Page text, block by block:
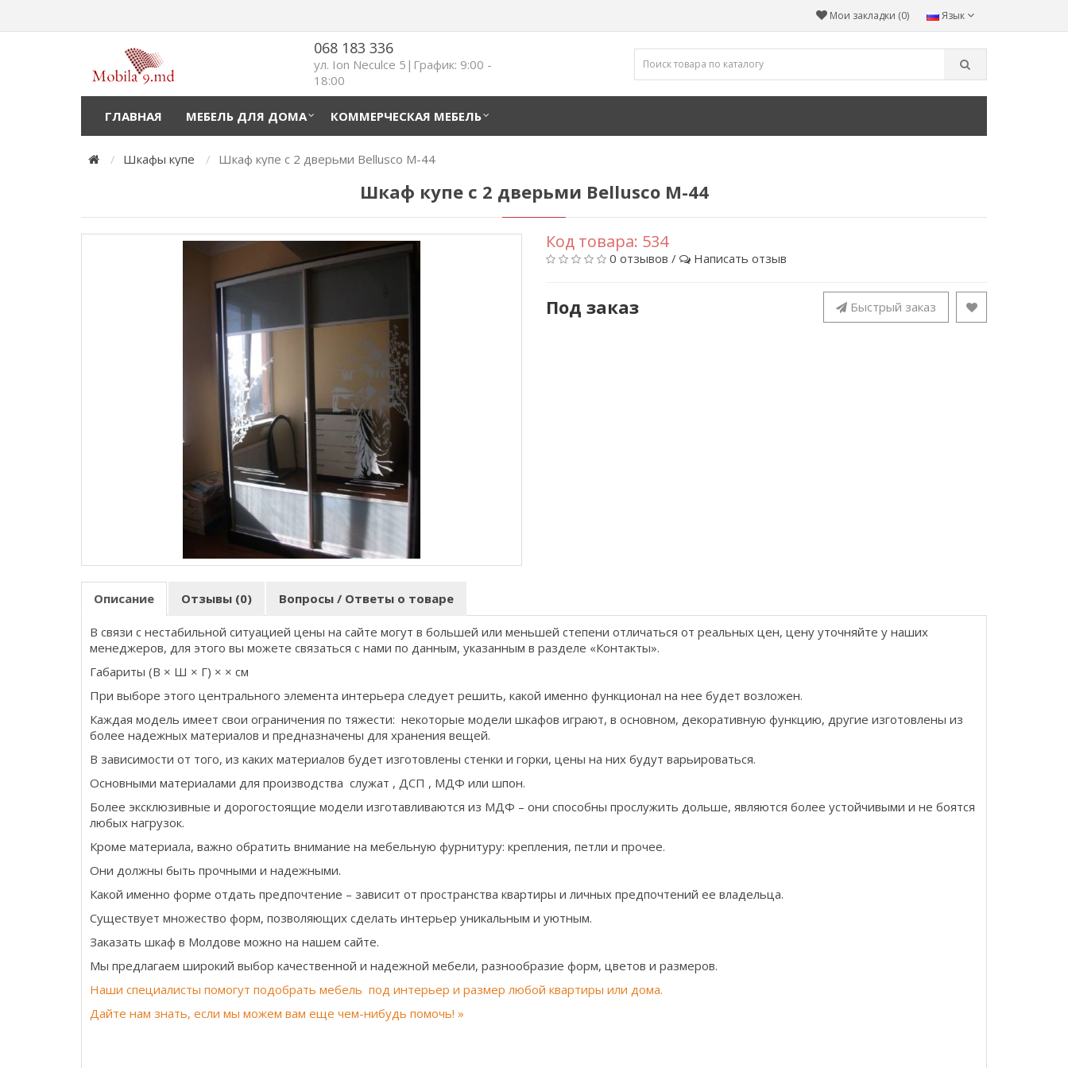
Язык
Мои закладки (0)
068 183 336
ул. Ion Neculce 5|График: 9:00 -
18:00
ГЛАВНАЯ МЕБЕЛЬ ДЛЯ ДОМА КОММЕРЧЕСКАЯ МЕБЕЛЬ
Шкафы купе Шкаф купе с 2 дверьми Bellusco М-44
Шкаф купе с 2 дверьми Bellusco М-44
Код товара: 534
0 отзывов / Написать отзыв
Под заказ Быстрый заказ
Описание Отзывы (0) Вопросы / Ответы о товаре
В связи с нестабильной ситуацией цены на сайте могут в большей или меньшей степени отличаться от реальных цен, цену уточняйте у наших
менеджеров, для этого вы можете связаться с нами по данным, указанным в разделе «Контакты».
Габариты (В × Ш × Г) × × см
При выборе этого центрального элемента интерьера следует решить, какой именно функционал на нее будет возложен.
Каждая модель имеет свои ограничения по тяжести: некоторые модели шкафов играют, в основном, декоративную функцию, другие изготовлены из
более надежных материалов и предназначены для хранения вещей.
В зависимости от того, из каких материалов будет изготовлены стенки и горки, цены на них будут варьироваться.
Основными материалами для производства служат , ДСП , МДФ или шпон.
Более эксклюзивные и дорогостоящие модели изготавливаются из МДФ – они способны прослужить дольше, являются более устойчивыми и не боятся
любых нагрузок.
Кроме материала, важно обратить внимание на мебельную фурнитуру: крепления, петли и прочее.
Они должны быть прочными и надежными.
Какой именно форме отдать предпочтение – зависит от пространства квартиры и личных предпочтений ее владельца.
Существует множество форм, позволяющих сделать интерьер уникальным и уютным.
Заказать шкаф в Молдове можно на нашем сайте.
Мы предлагаем широкий выбор качественной и надежной мебели, разнообразие форм, цветов и размеров.
Наши специалисты помогут подобрать мебель под интерьер и размер любой квартиры или дома.
Дайте нам знать, если мы можем вам еще чем-нибудь помочь! »